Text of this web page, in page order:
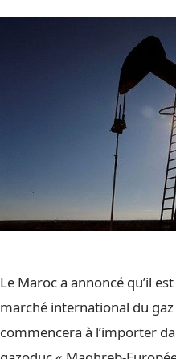
Le Maroc a annoncé qu’il
marché international du
commencera à l’importer